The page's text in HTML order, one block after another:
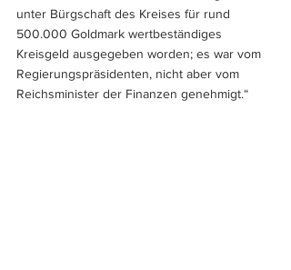
unter Bürgschaft des Kreises für rund
500.000 Goldmark wertbeständiges
Kreisgeld ausgegeben worden; es war vom
Regierungspräsidenten, nicht aber vom
Reichsminister der Finanzen genehmigt.“